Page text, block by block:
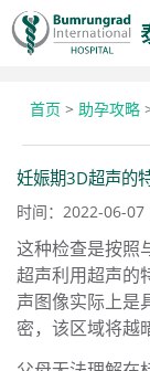
首页 > 助孕攻略
妊娠期3D超声的
时间：2022-06-07
这种检查是按照
超声利用超声的
声图像实际上是
密，该区域将越